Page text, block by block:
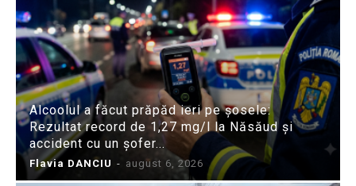
Alcoolul a făcut prăpăd ieri pe șosele:
Rezultat record de 1,27 mg/l la Năsăud și
accident cu un șofer...
Flavia DANCIU - august 6, 2026